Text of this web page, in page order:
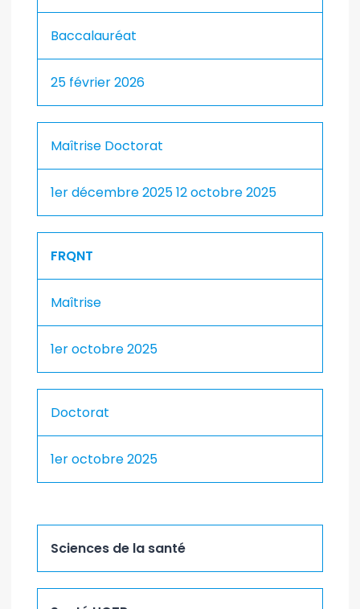
Baccalauréat
25 février 2026
Maîtrise Doctorat
1er décembre 2025 12 octobre 2025
FRQNT
Maîtrise
1er octobre 2025
Doctorat
1er octobre 2025
Sciences de la santé